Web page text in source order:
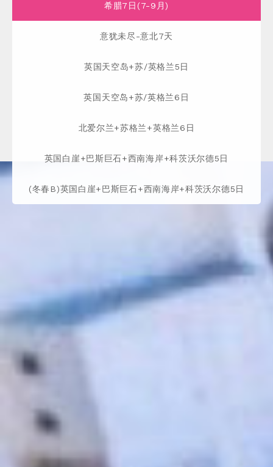
希腊7日(7-9月)
意犹未尽-意北7天
英国天空岛+苏/英格兰5日
英国天空岛+苏/英格兰6日
北爱尔兰+苏格兰+英格兰6日
英国白崖+巴斯巨石+西南海岸+科茨沃尔德5日
(冬春B)英国白崖+巴斯巨石+西南海岸+科茨沃尔德5日